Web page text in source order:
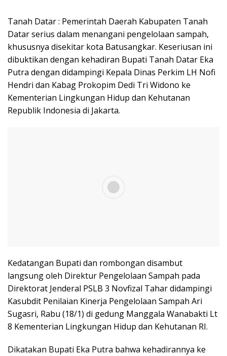
Tanah Datar : Pemerintah Daerah Kabupaten Tanah
Datar serius dalam menangani pengelolaan sampah,
khususnya disekitar kota Batusangkar. Keseriusan ini
dibuktikan dengan kehadiran Bupati Tanah Datar Eka
Putra dengan didampingi Kepala Dinas Perkim LH Nofi
Hendri dan Kabag Prokopim Dedi Tri Widono ke
Kementerian Lingkungan Hidup dan Kehutanan
Republik Indonesia di Jakarta.
Kedatangan Bupati dan rombongan disambut
langsung oleh Direktur Pengelolaan Sampah pada
Direktorat Jenderal PSLB 3 Novfizal Tahar didampingi
Kasubdit Penilaian Kinerja Pengelolaan Sampah Ari
Sugasri, Rabu (18/1) di gedung Manggala Wanabakti Lt
8 Kementerian Lingkungan Hidup dan Kehutanan RI.
Dikatakan Bupati Eka Putra bahwa kehadirannya ke